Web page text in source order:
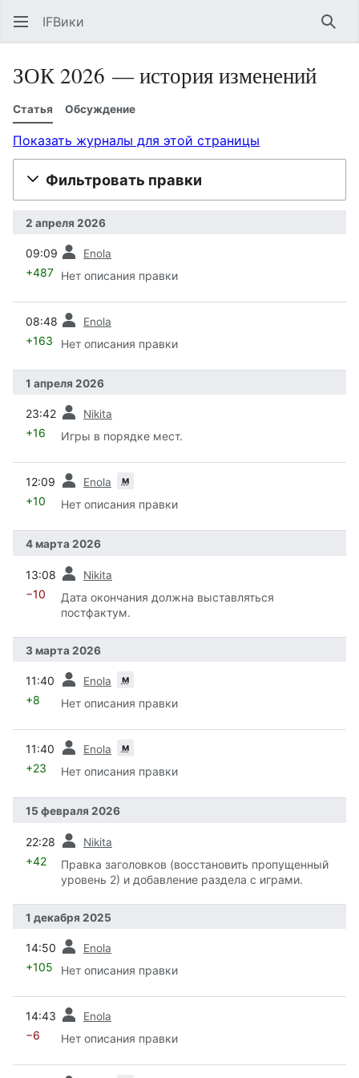
IFВики
ЗОК 2026 — история изменений
Статья Обсуждение
Показать журналы для этой страницы
Фильтровать правки
2 апреля 2026
09:09 Enola
+487 Нет описания правки
08:48 Enola
+163 Нет описания правки
1 апреля 2026
23:42 Nikita
+16 Игры в порядке мест.
12:09 Enola м
+10 Нет описания правки
4 марта 2026
13:08 Nikita
−10
Дата окончания должна выставляться
постфактум.
3 марта 2026
11:40 Enola м
+8 Нет описания правки
11:40 Enola м
+23 Нет описания правки
15 февраля 2026
22:28 Nikita
+42
Правка заголовков (восстановить пропущенный
уровень 2) и добавление раздела с играми.
1 декабря 2025
14:50 Enola
+105 Нет описания правки
14:43 Enola
−6 Нет описания правки